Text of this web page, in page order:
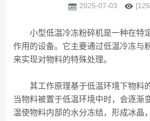
2025-07-03
小型低温冷冻粉碎机是一种在特
作用的设备。它主要通过低温冷冻与
来实现对物料的特殊处理。
其工作原理基于低温环境下物料的
当物料被置于低温环境中时，会逐渐
温使物料内部的水分冻结，形成冰晶